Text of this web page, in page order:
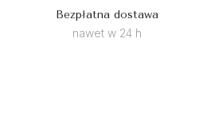
Bezpłatna dostawa
nawet w 24 h